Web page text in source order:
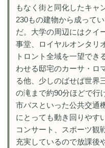
もなく街と同化したキャ
230もの建物から成って
だ。大学の周辺にはクイ
事堂、ロイヤルオンタリ
トロント全域を一望でき
わせる邸宅のカーサ・ロ
る他、少しのばせば世界
の滝まで約90分ほどで行
市バスといった公共交通
にとっても動き回りやす
コンサート、スポーツ観
充実しているので放課後